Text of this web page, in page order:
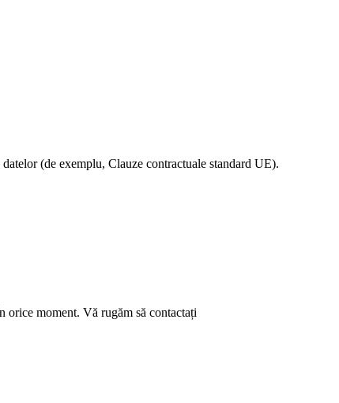
(de exemplu, Clauze contractuale standard UE).
orice moment. Vă rugăm să contactați